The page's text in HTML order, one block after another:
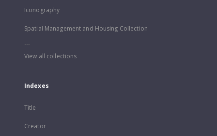
Iconography
Spatial Management and Housing Collection
...
View all collections
Indexes
Title
Creator